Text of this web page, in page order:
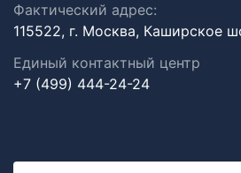
Фактический адрес:
115522, г. Москва, Каширское
Единый контактный центр
+7 (499) 444-24-24